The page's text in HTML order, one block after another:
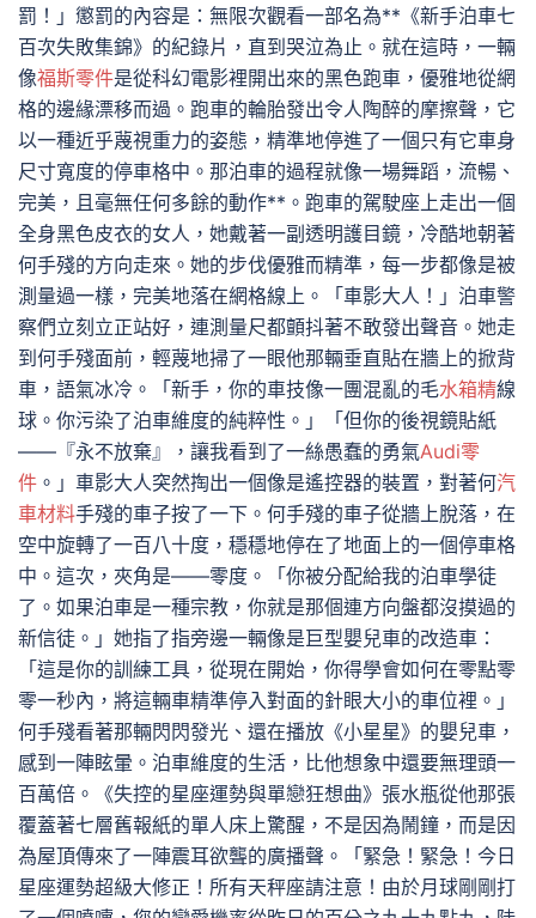
罰！」懲罰的內容是：無限次觀看一部名為**《新手泊車七
百次失敗集錦》的紀錄片，直到哭泣為止。就在這時，一輛
像福斯零件是從科幻電影裡開出來的黑色跑車，優雅地從網
格的邊緣漂移而過。跑車的輪胎發出令人陶醉的摩擦聲，它
以一種近乎蔑視重力的姿態，精準地停進了一個只有它車身
尺寸寬度的停車格中。那泊車的過程就像一場舞蹈，流暢、
完美，且毫無任何多餘的動作**。跑車的駕駛座上走出一個
全身黑色皮衣的女人，她戴著一副透明護目鏡，冷酷地朝著
何手殘的方向走來。她的步伐優雅而精準，每一步都像是被
測量過一樣，完美地落在網格線上。「車影大人！」泊車警
察們立刻立正站好，連測量尺都顫抖著不敢發出聲音。她走
到何手殘面前，輕蔑地掃了一眼他那輛垂直貼在牆上的掀背
車，語氣冰冷。「新手，你的車技像一團混亂的毛水箱精線
球。你污染了泊車維度的純粹性。」「但你的後視鏡貼紙
——『永不放棄』，讓我看到了一絲愚蠢的勇氣Audi零
件 。」車影大人突然掏出一個像是遙控器的裝置，對著何汽
車材料手殘的車子按了一下。何手殘的車子從牆上脫落，在
空中旋轉了一百八十度，穩穩地停在了地面上的一個停車格
中。這次，夾角是——零度。「你被分配給我的泊車學徒
了。如果泊車是一種宗教，你就是那個連方向盤都沒摸過的
新信徒。」她指了指旁邊一輛像是巨型嬰兒車的改造車：
「這是你的訓練工具，從現在開始，你得學會如何在零點零
零一秒內，將這輛車精準停入對面的針眼大小的車位裡。」
何手殘看著那輛閃閃發光、還在播放《小星星》的嬰兒車，
感到一陣眩暈。泊車維度的生活，比他想象中還要無理頭一
百萬倍。《失控的星座運勢與單戀狂想曲》張水瓶從他那張
覆蓋著七層舊報紙的單人床上驚醒，不是因為鬧鐘，而是因
為屋頂傳來了一陣震耳欲聾的廣播聲。「緊急！緊急！今日
星座運勢超級大修正！所有天秤座請注意！由於月球剛剛打